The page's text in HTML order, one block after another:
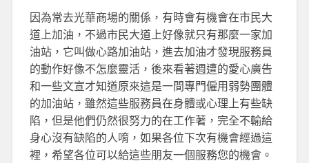
因為常去光華商場的關係，有時會有機會在市民大
道上加油，不過市民大道上好像就只有那麼一家加
油站，它叫做心路加油站，進去加油才發現服務員
的動作好像不怎麼靈活，後來看著週遭的愛心廣告
和一些文宣才知道原來這是一間專門僱用弱勢團體
的加油站，雖然這些服務員在身體或心理上有些缺
陷，但是他們仍然很努力的在工作著，完全不輸給
身心沒有缺陷的人唷，如果各位下次有機會經過這
裡，希望各位可以給這些朋友一個服務您的機會。